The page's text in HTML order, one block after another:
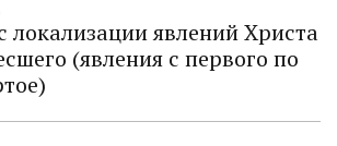
локализации явлений Христа
(явления с первого по